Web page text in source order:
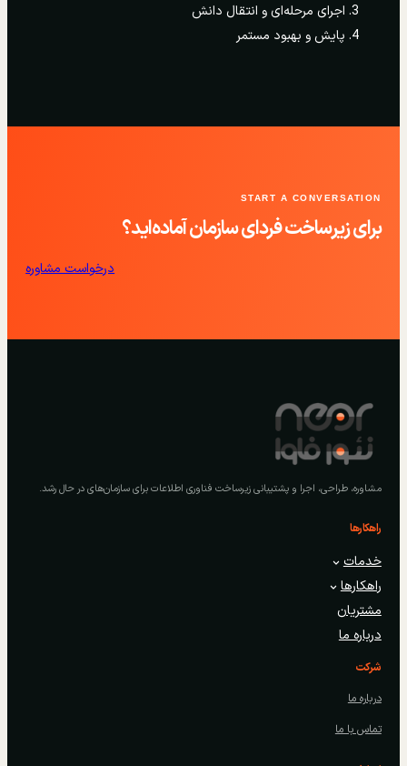
اجرای مرحله‌ای و انتقال دانش
پایش و بهبود مستمر
START A CONVERSATION
برای زیرساخت فردای سازمان آماده‌اید؟
درخواست مشاوره
مشاوره، طراحی، اجرا و پشتیبانی زیرساخت فناوری اطلاعات برای سازمان‌های در حال رشد.
راهکارها
خدمات
راهکارها
مشتریان
درباره ما
شرکت
درباره ما
تماس با ما